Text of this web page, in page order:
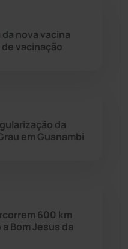
(50)
(1530)
nova vacina
vacinação
da
em Guanambi
600 km
Bom Jesus da